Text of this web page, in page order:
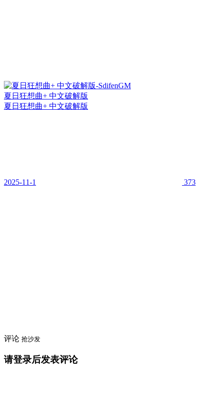
夏日狂想曲+ 中文破解版
夏日狂想曲+ 中文破解版
2025-11-1 373
评论 抢沙发
请登录后发表评论